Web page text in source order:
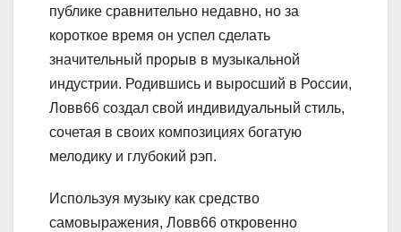
публике сравнительно недавно, но за
короткое время он успел сделать
значительный прорыв в музыкальной
индустрии. Родившись и выросший в России,
Ловв66 создал свой индивидуальный стиль,
сочетая в своих композициях богатую
мелодику и глубокий рэп.
Используя музыку как средство
самовыражения, Ловв66 откровенно